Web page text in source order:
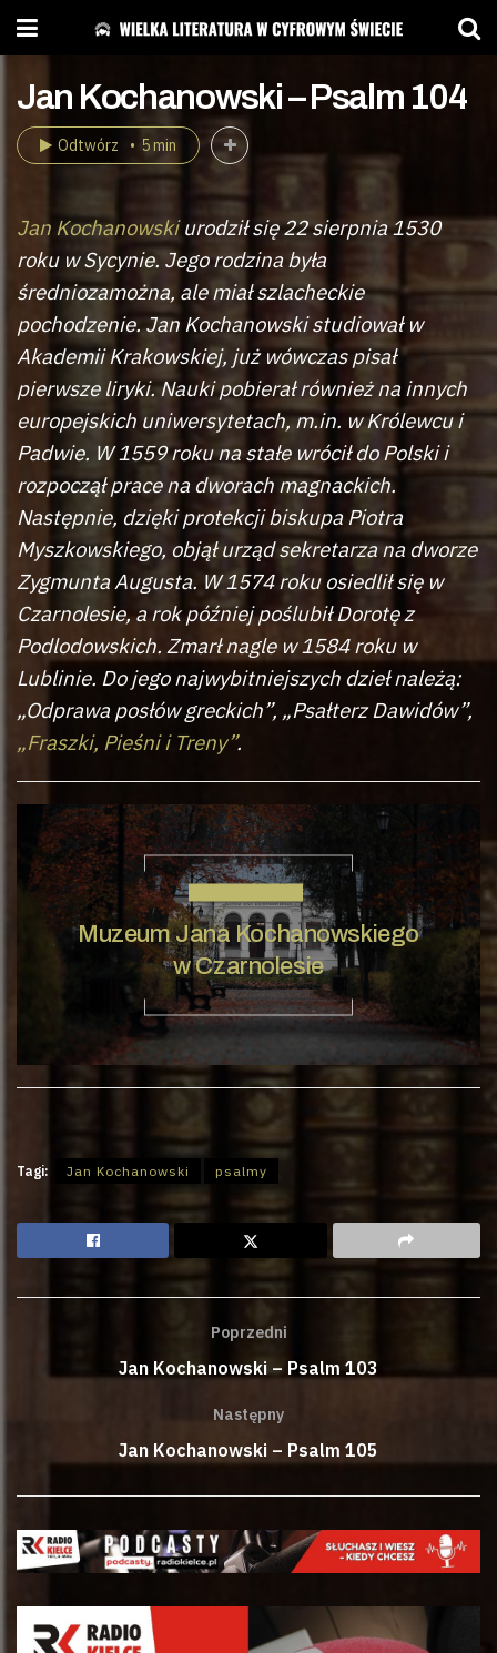
Jan Kochanowski – Psalm 104
Odtwórz 5 min
Jan Kochanowskiurodził się 22 sierpnia 1530
roku w Sycynie. Jego rodzina była
średniozamożna, ale miał szlacheckie
pochodzenie. Jan Kochanowski studiował w
Akademii Krakowskiej, już wówczas pisał
pierwsze liryki. Nauki pobierał również na innych
europejskich uniwersytetach, m.in. w Królewcu i
Padwie. W 1559 roku na stałe wrócił do Polski i
rozpoczął prace na dworach magnackich.
Następnie, dzięki protekcji biskupa Piotra
Myszkowskiego, objął urząd sekretarza na dworze
Zygmunta Augusta. W 1574 roku osiedlił się w
Czarnolesie, a rok później poślubił Dorotę z
Podlodowskich. Zmarł nagle w 1584 roku w
Lublinie. Do jego najwybitniejszych dzieł należą:
„Odprawa posłów greckich”, „Psałterz Dawidów”,
„Fraszki, Pieśni i Treny”.
Muzeum Jana Kochanowskiego
w Czarnolesie
Tagi: Jan Kochanowski psalmy
Poprzedni
Jan Kochanowski – Psalm 103
Następny
Jan Kochanowski – Psalm 105